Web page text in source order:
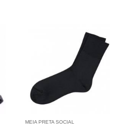
MEIA PRETA SOCIAL